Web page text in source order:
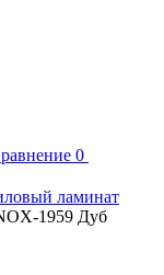
0
ламинат
1959 Дуб